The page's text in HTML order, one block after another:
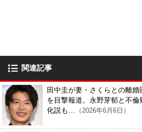
関連記事
田中圭が妻・さくらとの離
を目撃報道。永野芽郁と不
化説も…
（2026年6月6日）